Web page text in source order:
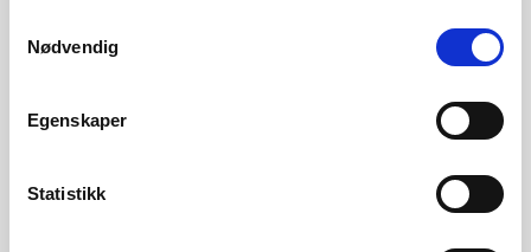
Nødvendig
Egenskaper
Statistikk